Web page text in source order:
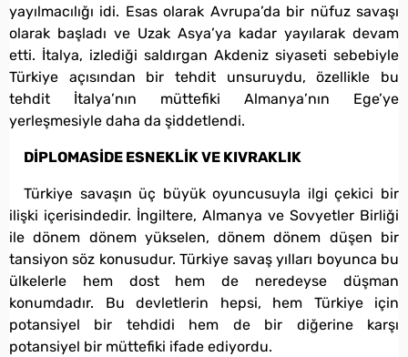
yayılmacılığı idi. Esas olarak Avrupa’da bir nüfuz savaşı
olarak başladı ve Uzak Asya’ya kadar yayılarak devam
etti. İtalya, izlediği saldırgan Akdeniz siyaseti sebebiyle
Türkiye açısından bir tehdit unsuruydu, özellikle bu
tehdit İtalya’nın müttefiki Almanya’nın Ege’ye
yerleşmesiyle daha da şiddetlendi.
DİPLOMASİDE ESNEKLİK VE KIVRAKLIK
Türkiye savaşın üç büyük oyuncusuyla ilgi çekici bir
ilişki içerisindedir. İngiltere, Almanya ve Sovyetler Birliği
ile dönem dönem yükselen, dönem dönem düşen bir
tansiyon söz konusudur. Türkiye savaş yılları boyunca bu
ülkelerle hem dost hem de neredeyse düşman
konumdadır. Bu devletlerin hepsi, hem Türkiye için
potansiyel bir tehdidi hem de bir diğerine karşı
potansiyel bir müttefiki ifade ediyordu.